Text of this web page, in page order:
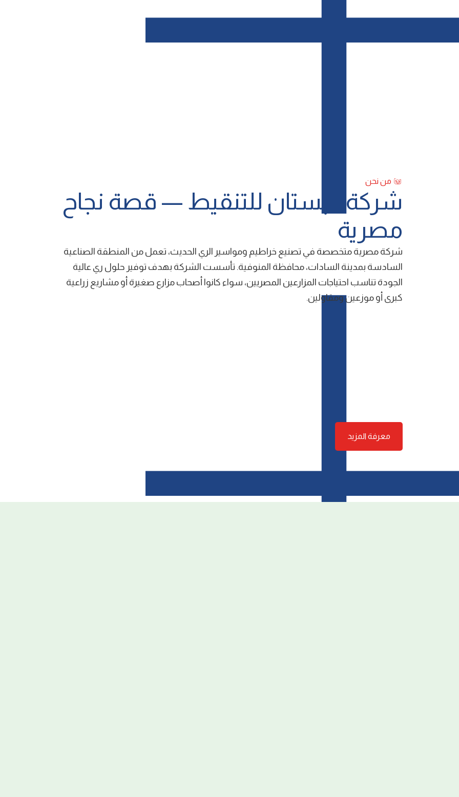
من نحن
ﺷﺮﻛﺔ اﻟﺒﺴﺘﺎن ﻟﻠﺘﻨﻘﻴﻂ — ﻗﺼﺔ ﻧﺠﺎح
ﻣﺼﺮﻳﺔ
شركة ﻣﺼﺮﻳﺔ ﻣﺘﺨﺼﺼﺔ ﻓﻲ ﺗﺼﻨﻴﻊ ﺧﺮاﻃﻴﻢ وﻣﻮاﺳﻴﺮ اﻟﺮي اﻟﺤﺪﻳﺚ، ﺗﻌﻤﻞ ﻣﻦ اﻟﻤﻨﻄﻘﺔ اﻟﺼﻨﺎﻋﻴﺔ
اﻟﺴﺎدﺳﺔ ﺑﻤﺪﻳﻨﺔ اﻟﺴﺎدات، ﻣﺤﺎﻓﻈﺔ اﻟﻤﻨﻮﻓﻴﺔ. ﺗﺄﺳﺴﺖ اﻟﺸﺮﻛﺔ ﺑﻬﺪف ﺗﻮﻓﻴﺮ ﺣﻠﻮل ري ﻋﺎﻟﻴﺔ
اﻟﺠﻮدة ﺗﻨﺎﺳﺐ اﺣﺘﻴﺎﺟﺎت اﻟﻤﺰارﻋﻴﻦ اﻟﻤﺼﺮﻳﻴﻦ، ﺳﻮاء ﻛﺎﻧﻮا أﺻﺤﺎب ﻣﺰارع ﺻﻐﻴﺮة أو ﻣﺸﺎرﻳﻊ زراﻋﻴﺔ
ﻛﺒﺮى أو ﻣﻮزﻋﻴﻦ وﻣﻘﺎوﻟﻴﻦ.
معرفة المزيد